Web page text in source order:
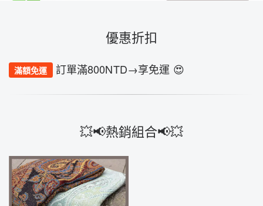
優惠折扣
滿額免運 訂單滿800NTD→享免運 😍
💥📢熱銷組合📢💥